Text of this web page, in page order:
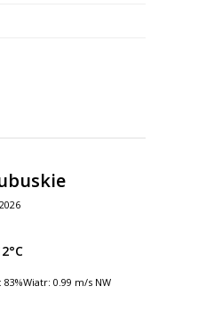
83%Wiatr: 0.99 m/s NW